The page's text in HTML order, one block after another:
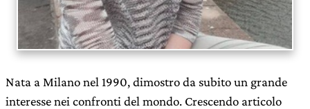
Nata a Milano nel 1990, dimostro da subito un grande
interesse nei confronti del mondo. Crescendo articolo